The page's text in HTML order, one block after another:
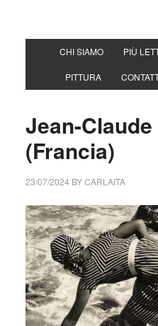
CHI SIAMO PIÙ
PITTURA
Jean-Claude
(Francia)
23/07/2024 BYCARLAITA